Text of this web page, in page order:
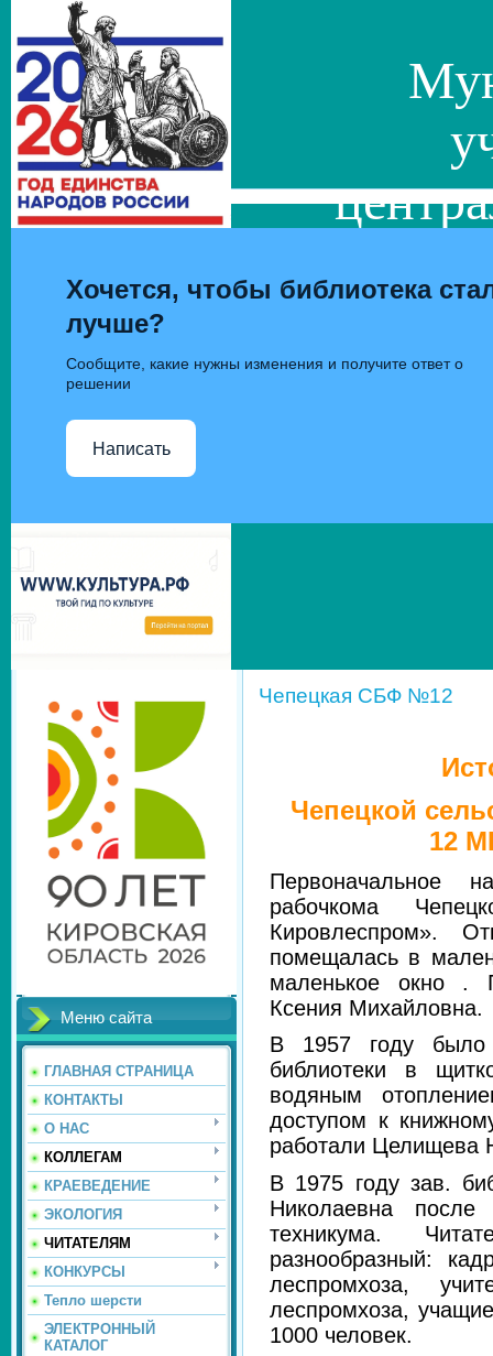
Хочется, чтобы библиотека
лучше?
Сообщите, какие нужны изменения и получите ответ о
решении
Написать
Меню сайта
ГЛАВНАЯ СТРАНИЦА
КОНТАКТЫ
О НАС
КОЛЛЕГАМ
КРАЕВЕДЕНИЕ
ЭКОЛОГИЯ
ЧИТАТЕЛЯМ
КОНКУРСЫ
Тепло шерсти
ЭЛЕКТРОННЫЙ
КАТАЛОГ
Чепецкая СБФ №12
Чепецкой
12
Первоначальное
рабочкома
Кировлеспром».
помещалась в
маленькое окно .
Ксения Михайловна.
В 1957 году было
библиотеки в
водяным
доступом к
работали
В 1975 году зав.
Николаевна после
техникума.
разнообразный:
леспромхоза,
леспромхоза,
1000 человек.